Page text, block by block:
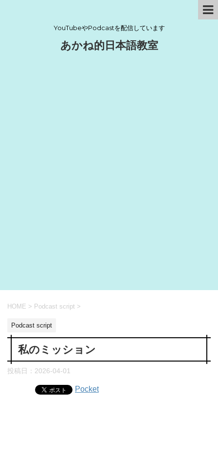
YouTubeやPodcastを配信しています
あかね的日本語教室
HOME > Podcast script >
Podcast script
私のミッション
投稿日： 2026-04-01
Pocket